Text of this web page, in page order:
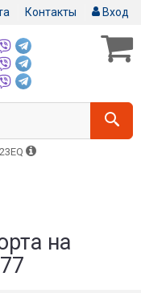
Контакты Вход
на